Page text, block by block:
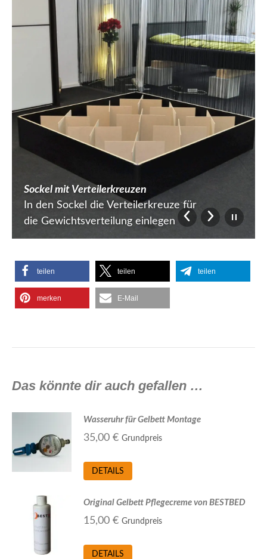
Sockel mit Verteilerkreuzen
In den Sockel die Verteilerkreuze für
die Gewichtsverteilung einlegen
teilen teilen teilen
merken E-Mail
Das könnte dir auch gefallen …
Wasseruhr für Gelbett Montage
35,00 € Grundpreis
DETAILS
Original Gelbett Pflegecreme von BESTBED
15,00 € Grundpreis
DETAILS